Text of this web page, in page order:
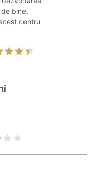
bine.
centru